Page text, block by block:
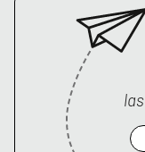
Lacitymag.it
Ilreggino.it